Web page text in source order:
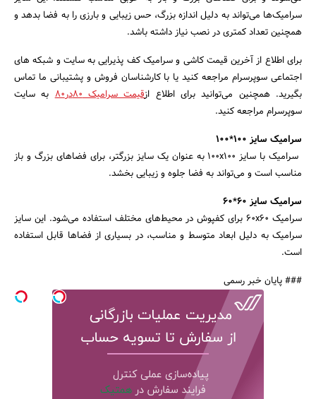
سرامیک‌ها می‌تواند به دلیل اندازه بزرگ، حس زیبایی و بارزی را به فضا بدهد و
همچنین تعداد کمتری در نصب نیاز داشته باشد.
برای اطلاع از آخرین قیمت کاشی و سرامیک کف پذیرایی به سایت و شبکه های
اجتماعی سوپرسرام مراجعه کنید یا با کارشناسان فروش و پشتیبانی ما تماس
بگیرید. همچنین می‌توانید برای اطلاع ازقیمت سرامیک 80در80
به سایت
سوپرسرام مراجعه کنید.
سرامیک سایز 100*100
سرامیک با سایز 100x100 به عنوان یک سایز بزرگتر، برای فضاهای بزرگ و باز
مناسب است و می‌تواند به فضا جلوه و زیبایی بخشد.
سرامیک سایز 60*60
سرامیک 60x60 برای کفپوش در محیط‌های مختلف استفاده می‌شود. این سایز
سرامیک به دلیل ابعاد متوسط و مناسب، در بسیاری از فضاها قابل استفاده
است.
### پایان خبر رسمی